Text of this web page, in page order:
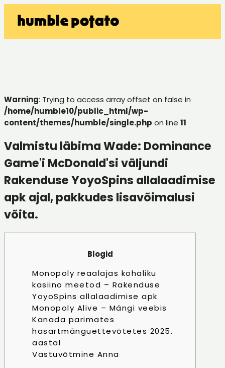
Warning: Trying to access array offset on false in
/home/humble10/public_html/wp-
content/themes/humble/single.php on line 11
Valmistu läbima Wade: Dominance
Game'i McDonald'si väljundi
Rakenduse YoyoSpins allalaadimise
apk ajal, pakkudes lisavõimalusi
võita.
Blogid
Monopoly reaalajas kohaliku
kasiino meetod – Rakenduse
YoyoSpins allalaadimise apk
Monopoly Alive – Mängi veebis
Kanada parimates
hasartmänguettevõtetes 2025.
aastal
Vastuvõtmine Anna